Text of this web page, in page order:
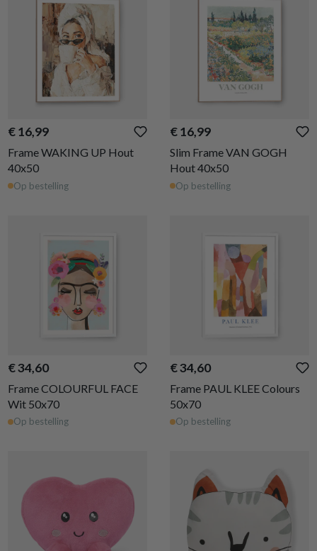
€ 16,99
Frame WAKING UP Hout
40x50
Op bestelling
€ 16,99
Slim Frame VAN GOGH
Hout 40x50
Op bestelling
€ 34,60
Frame COLOURFUL FACE
Wit 50x70
Op bestelling
€ 34,60
Frame PAUL KLEE Colours
50x70
Op bestelling